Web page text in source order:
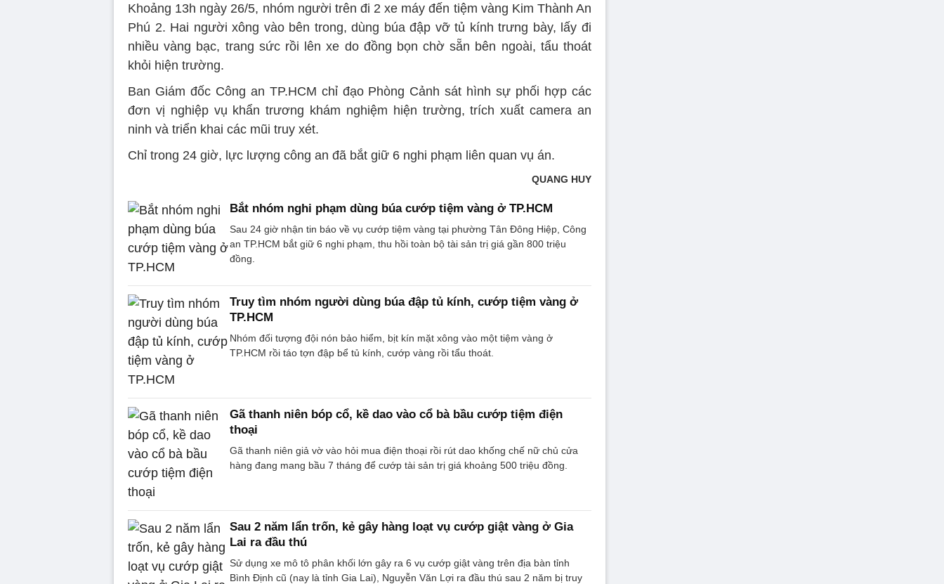
Khoảng 13h ngày 26/5, nhóm người trên đi 2 xe máy đến tiệm vàng Kim Thành An
Phú 2. Hai người xông vào bên trong, dùng búa đập vỡ tủ kính trưng bày, lấy đi
nhiều vàng bạc, trang sức rồi lên xe do đồng bọn chờ sẵn bên ngoài, tẩu thoát
khỏi hiện trường.
Ban Giám đốc Công an TP.HCM chỉ đạo Phòng Cảnh sát hình sự phối hợp các
đơn vị nghiệp vụ khẩn trương khám nghiệm hiện trường, trích xuất camera an
ninh và triển khai các mũi truy xét.
Chỉ trong 24 giờ, lực lượng công an đã bắt giữ 6 nghi phạm liên quan vụ án.
QUANG HUY
Bắt nhóm nghi phạm dùng búa cướp tiệm vàng ở TP.HCM
Sau 24 giờ nhận tin báo về vụ cướp tiệm vàng tại phường Tân Đông Hiệp, Công
an TP.HCM bắt giữ 6 nghi phạm, thu hồi toàn bộ tài sản trị giá gần 800 triệu
đồng.
Truy tìm nhóm người dùng búa đập tủ kính, cướp tiệm vàng ở
TP.HCM
Nhóm đối tượng đội nón bảo hiểm, bịt kín mặt xông vào một tiệm vàng ở
TP.HCM rồi táo tợn đập bể tủ kính, cướp vàng rồi tẩu thoát.
Gã thanh niên bóp cổ, kề dao vào cổ bà bầu cướp tiệm điện
thoại
Gã thanh niên giả vờ vào hỏi mua điện thoại rồi rút dao khống chế nữ chủ cửa
hàng đang mang bầu 7 tháng để cướp tài sản trị giá khoảng 500 triệu đồng.
Sau 2 năm lẩn trốn, kẻ gây hàng loạt vụ cướp giật vàng ở Gia
Lai ra đầu thú
Sử dụng xe mô tô phân khối lớn gây ra 6 vụ cướp giật vàng trên địa bàn tỉnh
Bình Định cũ (nay là tỉnh Gia Lai), Nguyễn Văn Lợi ra đầu thú sau 2 năm bị truy